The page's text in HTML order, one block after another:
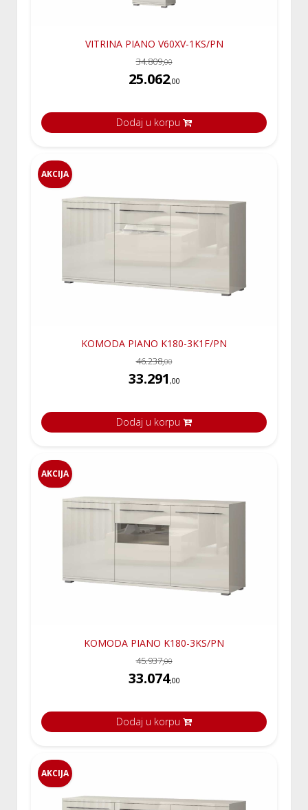
VITRINA PIANO V60XV-1KS/PN
34.809,00
25.062,00
Dodaj u korpu
AKCIJA
KOMODA PIANO K180-3K1F/PN
46.238,00
33.291 ,00
Dodaj u korpu
AKCIJA
KOMODA PIANO K180-3KS/PN
45.937,00
33.074,00
Dodaj u korpu
AKCIJA